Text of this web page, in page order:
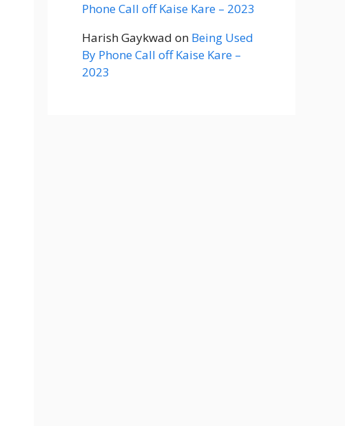
Phone Call off Kaise Kare – 2023
Harish Gaykwad on Being Used
By Phone Call off Kaise Kare –
2023